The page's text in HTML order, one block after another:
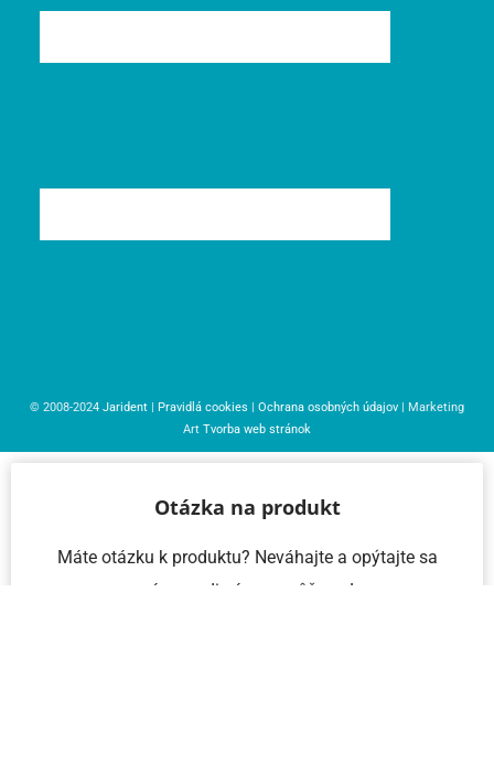
© 2008-2024 Jarident | Pravidlá cookies | Ochrana osobných údajov | Marketing
Art Tvorba web stránok
Otázka na produkt
Máte otázku k produktu? Neváhajte a opýtajte sa
nás – radi vám pomôžeme!